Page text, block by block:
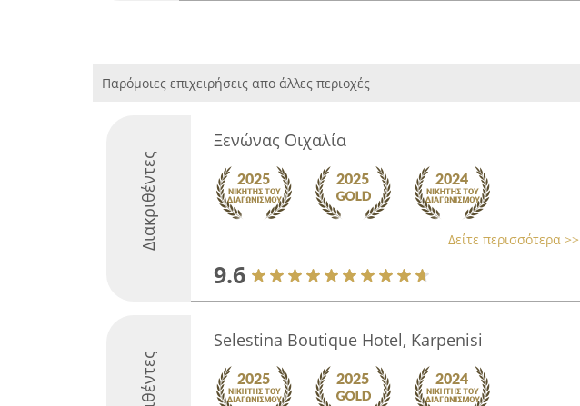
Παρόμοιες επιχειρήσεις απο άλλες περιοχές
Διακριθέντες
Ξενώνας Οιχαλία
Δείτε περισσότερα >>
9.6
Selestina Boutique Hotel, Karpenisi